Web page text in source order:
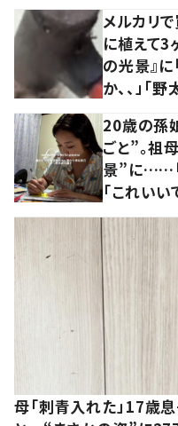
メルカリ
に植えて
の光景』
か、、」「
20歳の孫
ごと”。祖
景”に……「
「これいい
母「刺青入れた」17歳息